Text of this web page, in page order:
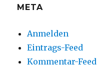
META
Anmelden
Eintrags-Feed
Kommentar-Feed